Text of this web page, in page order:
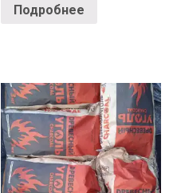
Подробнее